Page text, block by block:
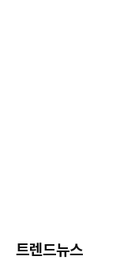
트렌드뉴스